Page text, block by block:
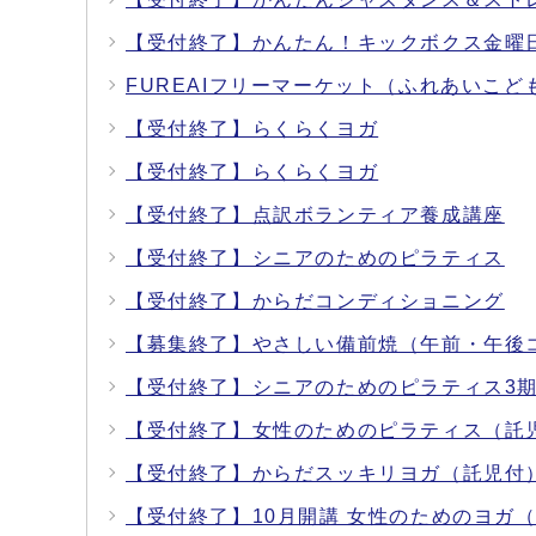
【受付終了】かんたん！キックボクス金曜
FUREAIフリーマーケット（ふれあいこど
【受付終了】らくらくヨガ
【受付終了】らくらくヨガ
【受付終了】点訳ボランティア養成講座
【受付終了】シニアのためのピラティス
【受付終了】からだコンディショニング
【募集終了】やさしい備前焼（午前・午後
【受付終了】シニアのためのピラティス3
【受付終了】女性のためのピラティス（託
【受付終了】からだスッキリヨガ（託児付
【受付終了】10月開講 女性のためのヨガ